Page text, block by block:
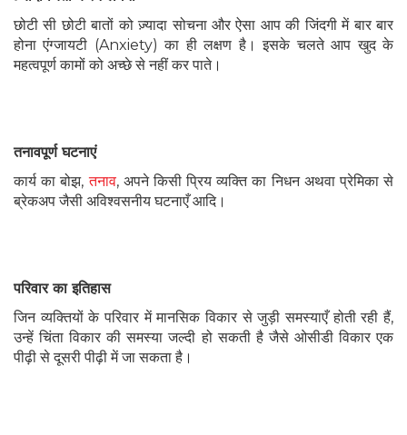
छोटी सी छोटी बातों को ज़्यादा सोचना और ऐसा आप की जिंदगी में बार बार
होना एंग्जायटी (Anxiety) का ही लक्षण है। इसके चलते आप खुद के
महत्वपूर्ण कामों को अच्छे से नहीं कर पाते।
तनावपूर्ण घटनाएं
कार्य का बोझ,तनाव, अपने किसी प्रिय व्यक्ति का निधन अथवा प्रेमिका से
ब्रेकअप जैसी अविश्वसनीय घटनाएँ आदि।
परिवार का इतिहास
जिन व्यक्तियों के परिवार में मानसिक विकार से जुड़ी समस्याएँ होती रही हैं,
उन्हें चिंता विकार की समस्या जल्दी हो सकती है जैसे ओसीडी विकार एक
पीढ़ी से दूसरी पीढ़ी में जा सकता है।